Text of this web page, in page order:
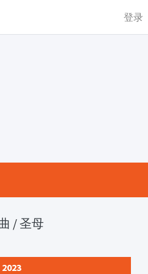
登录
/圣母
2023